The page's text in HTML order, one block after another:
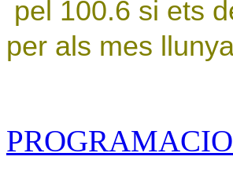
pel 100.6 si ets
per als mes